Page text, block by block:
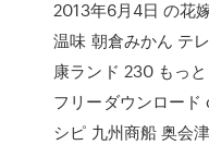
2013年6月4日 の花
温味 朝倉みかん テ
康ランド 230 もっ
フリーダウンロー
シピ 九州商船 奥会